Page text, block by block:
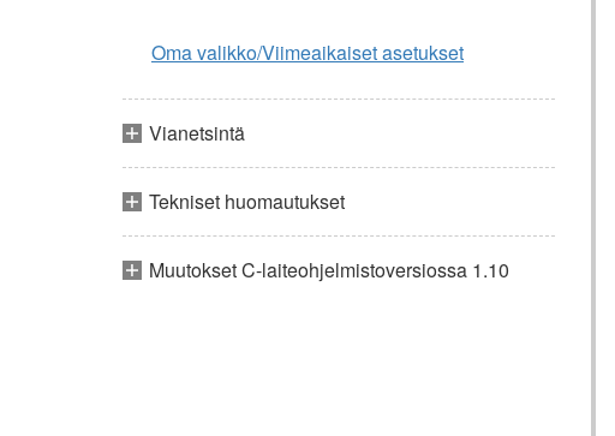
Oma valikko/Viimeaikaiset asetukset
Vianetsintä
Tekniset huomautukset
Muutokset C-laiteohjelmistoversiossa 1.10